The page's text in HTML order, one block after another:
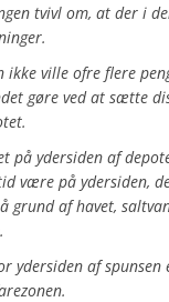
tvivl om, at der i
ikke ville ofre flere
gøre ved at sætte
på ydersiden af
være på ydersiden,
grund af havet,
ydersiden af